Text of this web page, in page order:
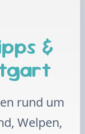
&
rund um
Welpen,